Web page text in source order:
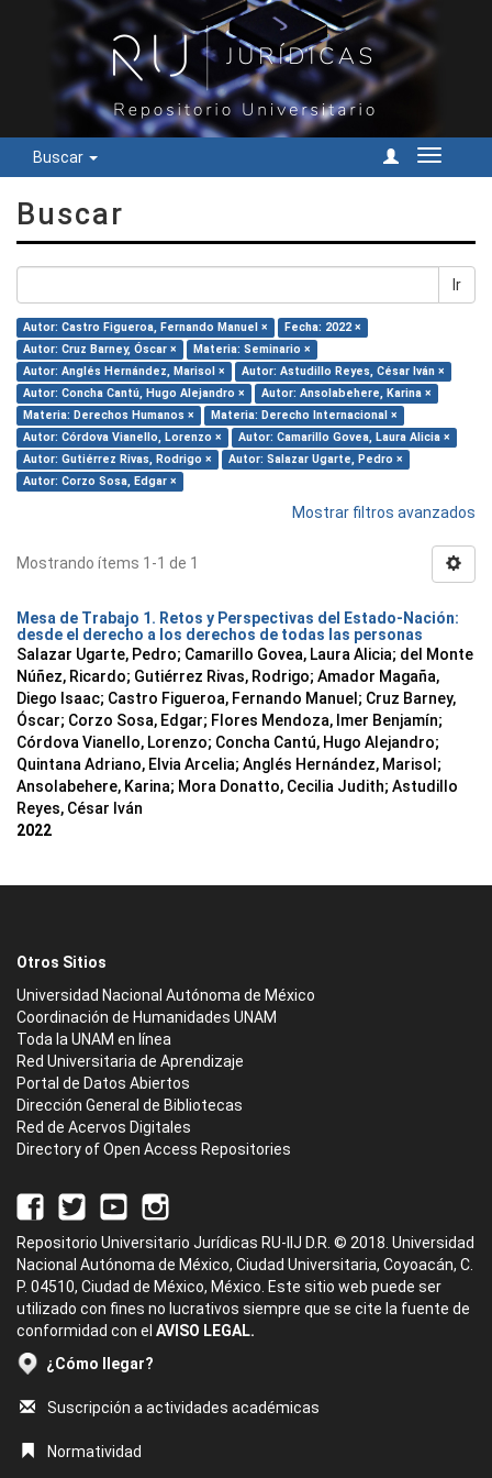
Buscar
Cambiar
Buscar
Ir
Autor: Castro Figueroa, Fernando Manuel ×
Fecha: 2022 ×
Autor: Cruz Barney, Óscar ×
Materia: Seminario ×
Autor: Anglés Hernández, Marisol ×
Autor: Astudillo Reyes, César Iván ×
Autor: Concha Cantú, Hugo Alejandro ×
Autor: Ansolabehere, Karina ×
Materia: Derechos Humanos ×
Materia: Derecho Internacional ×
Autor: Córdova Vianello, Lorenzo ×
Autor: Camarillo Govea, Laura Alicia ×
Autor: Gutiérrez Rivas, Rodrigo ×
Autor: Salazar Ugarte, Pedro ×
Autor: Corzo Sosa, Edgar ×
Mostrar filtros avanzados
Mostrando ítems 1-1 de 1
Mesa de Trabajo 1. Retos y Perspectivas del Estado-Nación:
desde el derecho a los derechos de todas las personas
Salazar Ugarte, Pedro; Camarillo Govea, Laura Alicia; del Monte
Núñez, Ricardo; Gutiérrez Rivas, Rodrigo; Amador Magaña,
Diego Isaac; Castro Figueroa, Fernando Manuel ; Cruz Barney,
Óscar; Corzo Sosa, Edgar; Flores Mendoza, Imer Benjamín;
Córdova Vianello, Lorenzo; Concha Cantú, Hugo Alejandro;
Quintana Adriano, Elvia Arcelia; Anglés Hernández, Marisol ;
Ansolabehere, Karina; Mora Donatto, Cecilia Judith; Astudillo
Reyes, César Iván
2022
Otros Sitios
Universidad Nacional Autónoma de México
Coordinación de Humanidades UNAM
Toda la UNAM en línea
Red Universitaria de Aprendizaje
Portal de Datos Abiertos
Dirección General de Bibliotecas
Red de Acervos Digitales
Directory of Open Access Repositories
Repositorio Universitario Jurídicas RU-IIJ D.R. © 2018. Universidad
Nacional Autónoma de México, Ciudad Universitaria, Coyoacán, C.
P. 04510, Ciudad de México, México. Este sitio web puede ser
utilizado con fines no lucrativos siempre que se cite la fuente de
conformidad con el AVISO LEGAL.
¿Cómo llegar?
Suscripción a actividades académicas
Normatividad